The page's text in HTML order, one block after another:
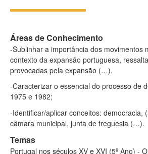
Áreas de Conhecimento
-Sublinhar a importância dos movimentos
contexto da expansão portuguesa,
provocadas pela expansão (…).
-Caracterizar o essencial do processo de
1975 e 1982;
-Identificar/aplicar conceitos:
câmara municipal, junta de freguesia (…).
Temas
Portugal nos séculos XV e XVI (5º Ano) -